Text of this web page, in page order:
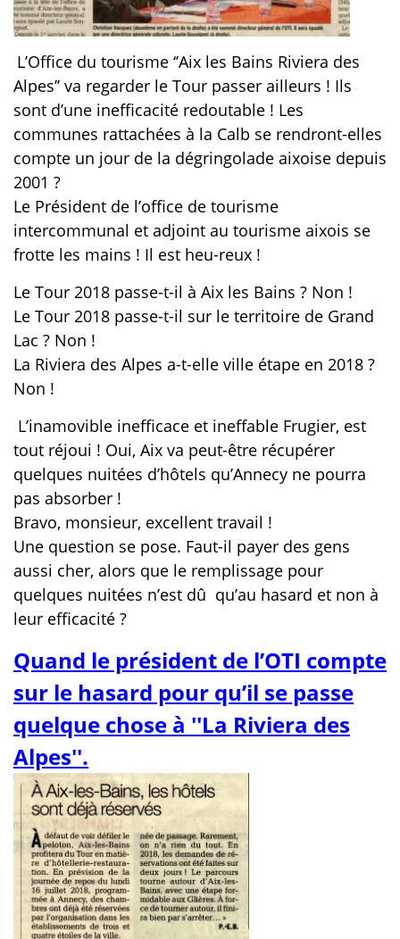
L’Office du tourisme ‘’Aix les Bains Riviera des
Alpes’’ va regarder le Tour passer ailleurs ! Ils
sont d’une inefficacité redoutable ! Les
communes rattachées à la Calb se rendront-elles
compte un jour de la dégringolade aixoise depuis
2001 ?
Le Président de l’office de tourisme
intercommunal et adjoint au tourisme aixois se
frotte les mains ! Il est heu-reux !
Le Tour 2018 passe-t-il à Aix les Bains ? Non !
Le Tour 2018 passe-t-il sur le territoire de Grand
Lac ? Non !
La Riviera des Alpes a-t-elle ville étape en 2018 ?
Non !
L’inamovible inefficace et ineffable Frugier, est
tout réjoui ! Oui, Aix va peut-être récupérer
quelques nuitées d’hôtels qu’Annecy ne pourra
pas absorber !
Bravo, monsieur, excellent travail !
Une question se pose. Faut-il payer des gens
aussi cher, alors que le remplissage pour
quelques nuitées n’est dû qu’au hasard et non à
leur efficacité ?
Quand le président de l’OTI compte
sur le hasard pour qu’il se passe
quelque chose à ''La Riviera des
Alpes''.